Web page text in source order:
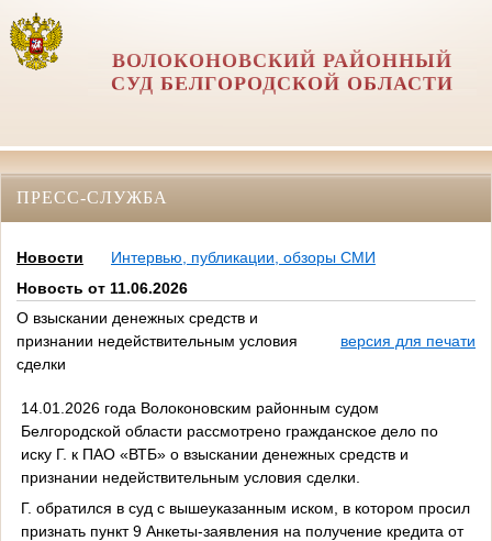
ВОЛОКОНОВСКИЙ РАЙОННЫЙ
СУД БЕЛГОРОДСКОЙ ОБЛАСТИ
ПРЕСС-СЛУЖБА
Новости
Интервью, публикации, обзоры СМИ
Новость от 11.06.2026
О взыскании денежных средств и
признании недействительным условия
сделки
версия для печати
14.01.2026 года Волоконовским районным судом
Белгородской области рассмотрено гражданское дело по
иску Г. к ПАО «ВТБ» о взыскании денежных средств и
признании недействительным условия сделки.
Г. обратился в суд с вышеуказанным иском, в котором просил
признать пункт 9 Анкеты-заявления на получение кредита от